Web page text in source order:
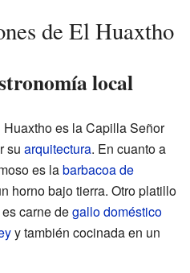
de El Huaxtho
local
es la Capilla Señor
su arquitectura. En cuanto a
es labarbacoa de
horno bajo tierra. Otro platillo
carne degallo doméstico
y también cocinada en un